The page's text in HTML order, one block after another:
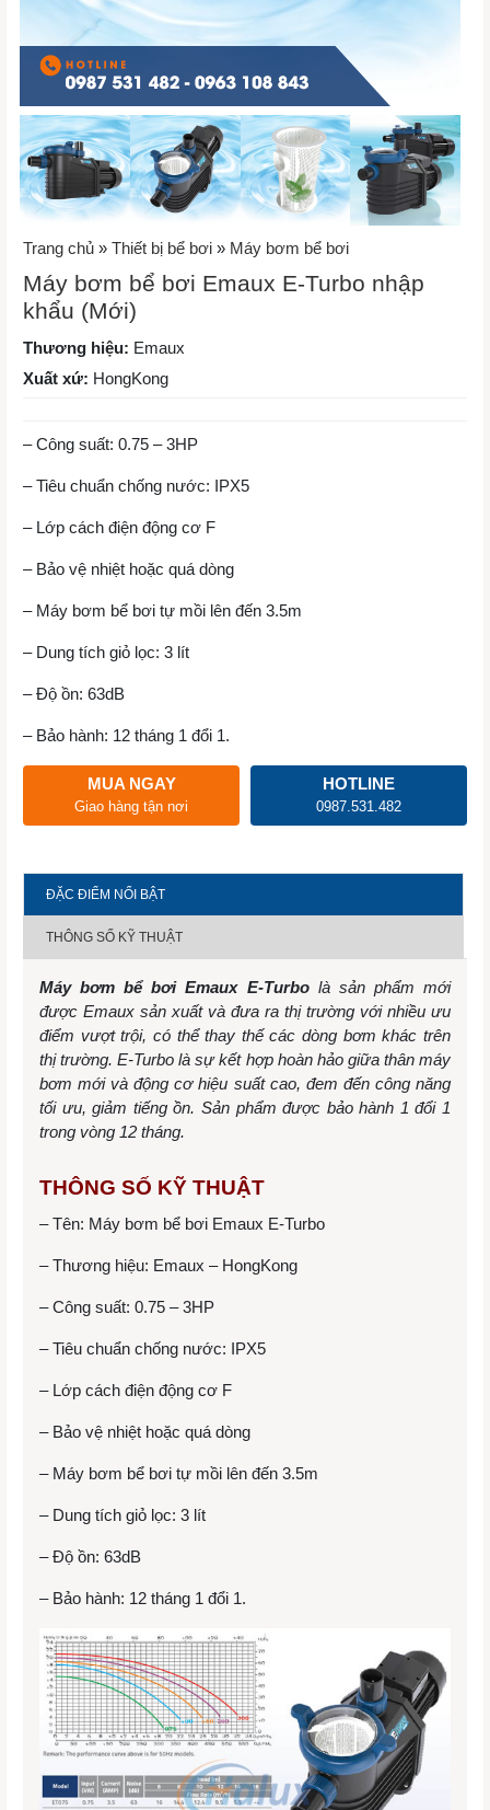
Trang chủ » Thiết bị bể bơi » Máy bơm bể bơi
Máy bơm bể bơi Emaux E-Turbo nhập
khẩu (Mới)
– Công suất: 0.75 – 3HP
– Tiêu chuẩn chống nước: IPX5
– Lớp cách điện động cơ F
– Bảo vệ nhiệt hoặc quá dòng
– Máy bơm bể bơi tự mồi lên đến 3.5m
– Dung tích giỏ lọc: 3 lít
– Độ ồn: 63dB
– Bảo hành: 12 tháng 1 đổi 1.
Thương hiệu: Emaux
Xuất xứ: HongKong
MUA NGAY
Giao hàng tận nơi
HOTLINE
0987.531.482
ĐẶC ĐIỂM NỔI BẬT
THÔNG SỐ KỸ THUẬT
Máy bơm bể bơi Emaux E-Turbolà sản phẩm mới
được Emaux sản xuất và đưa ra thị trường với nhiều ưu
điểm vượt trội, có thể thay thế các dòng bơm khác trên
thị trường. E-Turbo là sự kết hợp hoàn hảo giữa thân máy
bơm mới và động cơ hiệu suất cao, đem đến công năng
tối ưu, giảm tiếng ồn. Sản phẩm được bảo hành 1 đổi 1
trong vòng 12 tháng.
THÔNG SỐ KỸ THUẬT
– Tên: Máy bơm bể bơi Emaux E-Turbo
– Thương hiệu: Emaux – HongKong
– Công suất: 0.75 – 3HP
– Tiêu chuẩn chống nước: IPX5
– Lớp cách điện động cơ F
– Bảo vệ nhiệt hoặc quá dòng
– Máy bơm bể bơi tự mồi lên đến 3.5m
– Dung tích giỏ lọc: 3 lít
– Độ ồn: 63dB
– Bảo hành: 12 tháng 1 đổi 1.